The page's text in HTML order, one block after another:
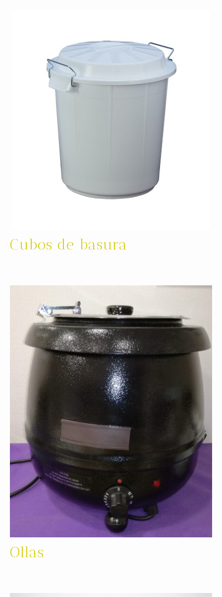
Cubos de basura
Ollas